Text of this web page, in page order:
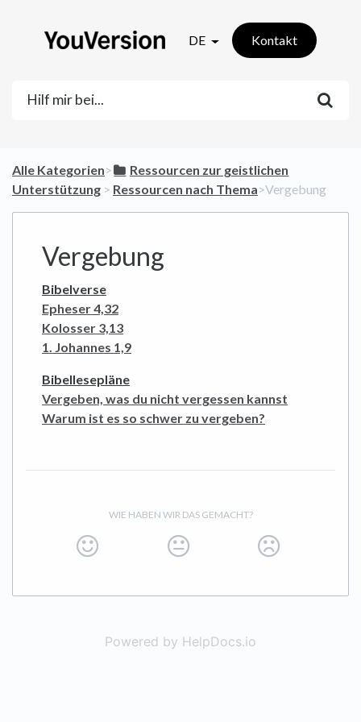
DE Kontakt
Alle Kategorien​>​
​Ressourcen zur geistlichen
Unterstützung ​ > ​ ​Ressourcen nach Thema​>​ Vergebung
Vergebung
Bibelverse
Epheser 4,32
Kolosser 3,13
1. Johannes 1,9
Bibellesepläne
Vergeben, was du nicht vergessen kannst
Warum ist es so schwer zu vergeben?
WIE HABEN WIR DAS GEMACHT?
Powered by HelpDocs.io